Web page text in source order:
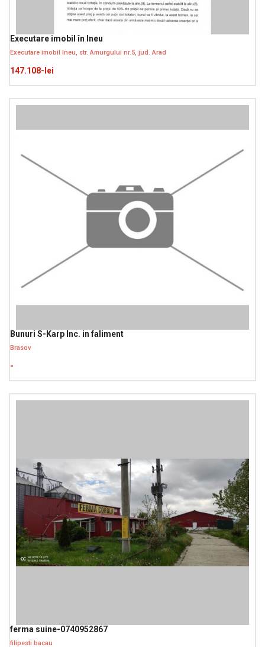
Executare imobil în Ineu
Executare imobil Ineu, str. Amurgului nr.5, jud. Arad
147.108-lei
Bunuri S-Karp Inc. in faliment
Brasov
-
ferma suine-0740952867
filipesti bacau